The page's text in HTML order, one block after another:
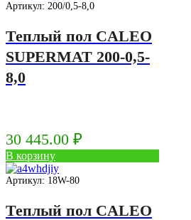
Артикул: 200/0,5-8,0
Теплый пол CALEO
SUPERMAT 200-0,5-
8,0
30 445.00 ₽
В корзину
Артикул: 18W-80
Теплый пол CALEO